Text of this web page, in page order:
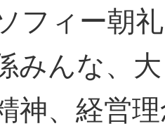
フィー朝
みんな、
神、経営